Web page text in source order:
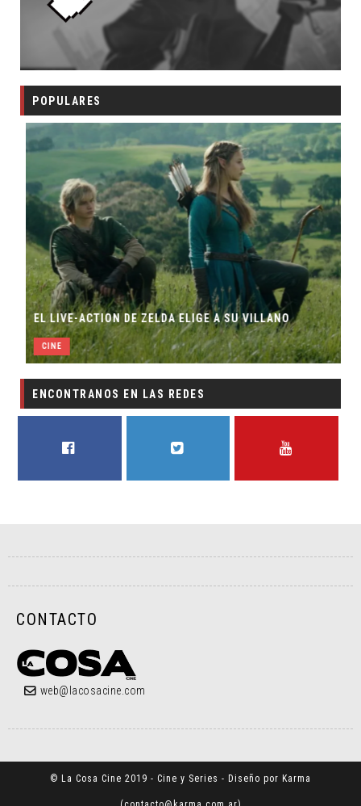
POPULARES
EL LIVE-ACTION DE ZELDA ELIGE A SU VILLANO
CINE
ENCONTRANOS EN LAS REDES
CONTACTO
web@lacosacine.com
© La Cosa Cine 2019 - Cine y Series - Diseño por Karma